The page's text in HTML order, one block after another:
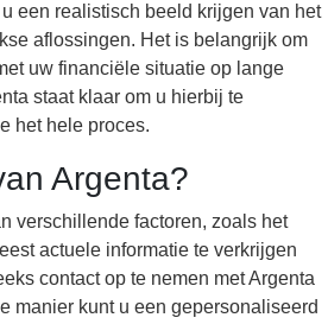
een realistisch beeld krijgen van het
aflossingen. Het is belangrijk om
uw financiële situatie op lange
staat klaar om u hierbij te
het hele proces.
Argenta?
verschillende factoren, zoals het
actuele informatie te verkrijgen
contact op te nemen met Argenta
manier kunt u een gepersonaliseerd